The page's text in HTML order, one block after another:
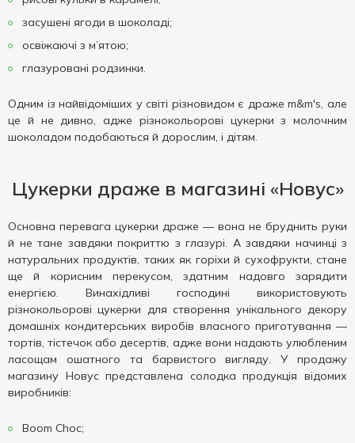
засушені ягоди в шоколаді;
освіжаючі з м’ятою;
глазуровані родзинки.
Одним із найвідоміших у світі різновидом є драже m&m's, але
це й не дивно, адже різнокольорові цукерки з молочним
шоколадом подобаються й дорослим, і дітям.
Цукерки драже в магазині «Новус»
Основна перевага цукерки драже — вона не бруднить руки
й не тане завдяки покриттю з глазурі. А завдяки начинці з
натуральних продуктів, таких як горіхи й сухофрукти, стане
ще й корисним перекусом, здатним надовго зарядити
енергією. Винахідливі господині використовують
різнокольорові цукерки для створення унікального декору
домашніх кондитерських виробів власного приготування —
тортів, тістечок або десертів, адже вони надають улюбленим
ласощам ошатного та барвистого вигляду. У продажу
магазину Новус представлена ​​солодка продукція відомих
виробників:
Boom Choc;